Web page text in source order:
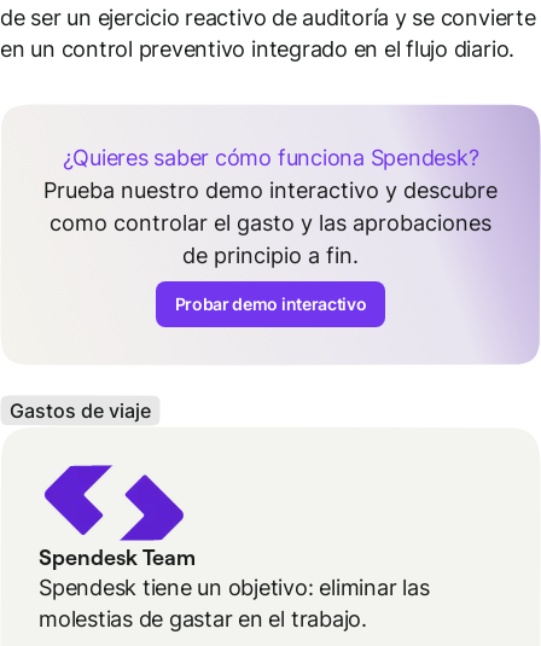
de ser un ejercicio reactivo de auditoría y se convierte
en un control preventivo integrado en el flujo diario.
¿Quieres saber cómo funciona Spendesk?
Prueba nuestro demo interactivo y descubre
como controlar el gasto y las aprobaciones
de principio a fin.
Probar demo interactivo
Gastos de viaje
Spendesk Team
Spendesk tiene un objetivo: eliminar las
molestias de gastar en el trabajo.